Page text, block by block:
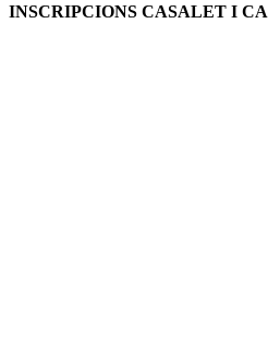
INSCRIPCIONS CASALET I